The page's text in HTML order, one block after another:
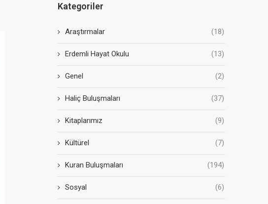
Kategoriler
Araştırmalar (18)
Erdemli Hayat Okulu (13)
Genel (2)
Haliç Buluşmaları (37)
Kitaplarımız (9)
Kültürel (7)
Kuran Buluşmaları (194)
Sosyal (6)